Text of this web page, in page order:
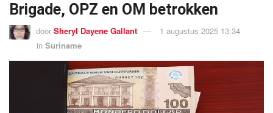
Brigade, OPZ en OM betrokken
door Sheryl Dayene Gallant
1 augustus 2025 13:34
in Suriname